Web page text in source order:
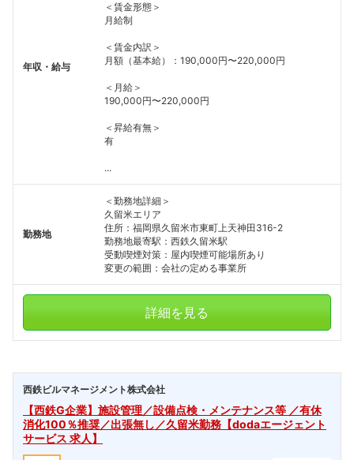
年収・給与
＜賃金形態＞
月給制
＜賃金内訳＞
月額（基本給）：190,000円〜220,000円
＜月給＞
190,000円〜220,000円
＜昇給有無＞
有
...
勤務地
＜勤務地詳細＞
久留米エリア
住所：福岡県久留米市東町上天神田316-2
勤務地最寄駅：西鉄久留米駅
受動喫煙対策：屋内喫煙可能場所あり
変更の範囲：会社の定める事業所
詳細を見る
西鉄ビルマネージメント株式会社
【西鉄G企業】施設管理／設備点検・メンテナンス等 ／有休
消化100％推奨／出張無し／久留米勤務【dodaエージェント
サービス 求人】